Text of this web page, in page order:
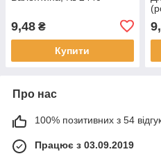
9,48 ₴
Купити
Про нас
100% позитивних з 54
Працює з 03.09.2019